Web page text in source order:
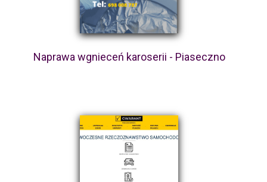
Naprawa wgnieceń karoserii - Piaseczno